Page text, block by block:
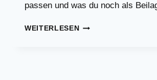
passen und was du noch als
WEITERLESENDIE